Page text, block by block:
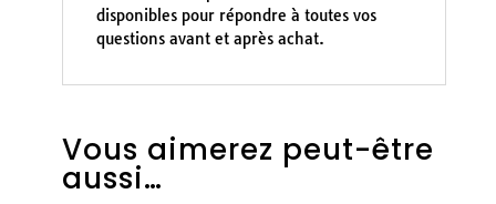
disponibles pour répondre à toutes vos
questions avant et après achat.
Vous aimerez peut-être
aussi…